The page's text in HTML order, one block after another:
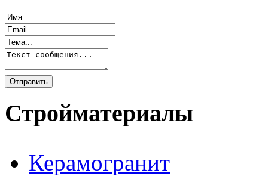
Стройматериалы
Керамогранит